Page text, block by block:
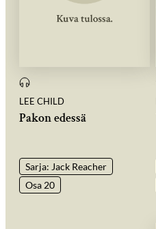
LEE CHILD
Pakon edessä
Sarja: Jack Reacher
Osa 20